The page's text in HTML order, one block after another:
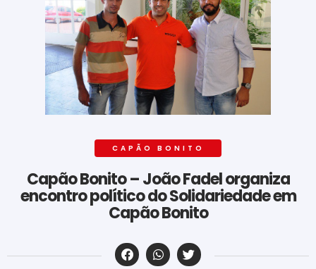
CAPÃO BONITO
Capão Bonito – João Fadel organiza
encontro político do Solidariedade em
Capão Bonito
‎ ‎ ‎ ‎ ‎ ‎ ‎ ‎ ‎ ‎ ‎ ‎ ‎ ‎ ‎ ‎ ‎ ‎ ‎ ‎ ‎ ‎ ‎ ‎ ‎ ‎ ‎ ‎ ‎ ‎ ‎